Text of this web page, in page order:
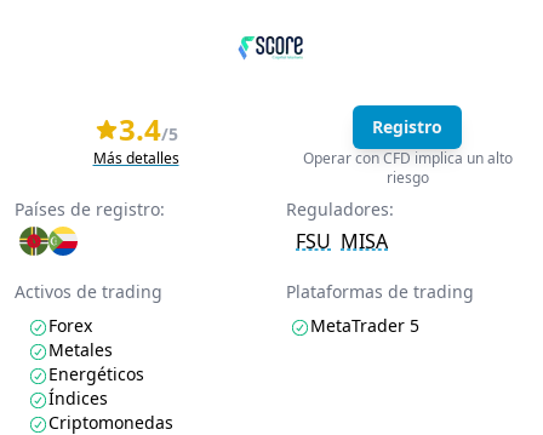
3.4/5
Más detalles
Registro
Operar con CFD implica un alto
riesgo
Países de registro: Reguladores:
FSU MISA
Activos de trading
Forex
Metales
Energéticos
Índices
Criptomonedas
Plataformas de trading
MetaTrader 5